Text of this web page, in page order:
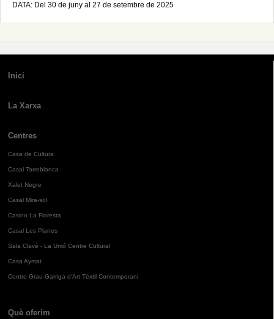
DATA: Del 30 de juny al 27 de setembre de 2025
Inici
La Xarxa
Centres
Casa de Cultura
Casal Torreblanca
Xalet Negre
Casal Mira-sol
Casino La Floresta
Casal Les Planes
Sala Clavé - La Unió Centre Cultural
Casa Aymat
Centre Grau-Garriga d'Art Tèxtil Contemporani
Què oferim